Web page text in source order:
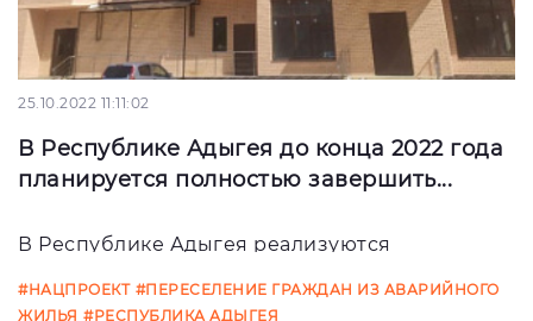
25.10.2022 11:11:02
В Республике Адыгея до конца 2022 года
планируется полностью завершить...
В Республике Адыгея реализуются
завершение программы по переселению
#НАЦПРОЕКТ #ПЕРЕСЕЛЕНИЕ ГРАЖДАН ИЗ АВАРИЙНОГО
ЖИЛЬЯ #РЕСПУБЛИКА АДЫГЕЯ